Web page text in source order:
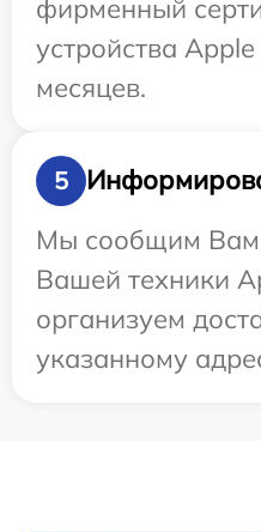
фирменный
устройства
месяцев.
5
Мы сообщим Вам
Вашей техники
организуем
указанному